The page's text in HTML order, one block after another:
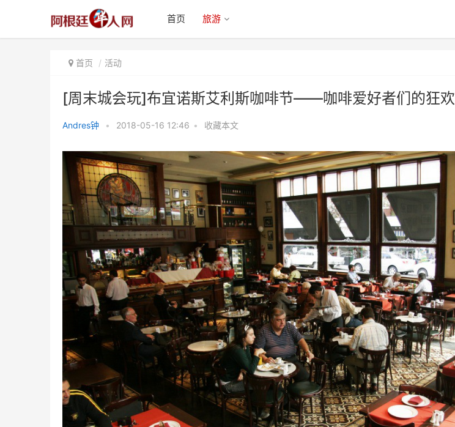
首页 旅游
首页 活动
[周末城会玩]布宜诺斯艾利斯咖啡节——咖啡爱好者们的狂欢
Andres钟 • 2018-05-16 12:46 • 收藏本文
节——咖啡爱好者们的